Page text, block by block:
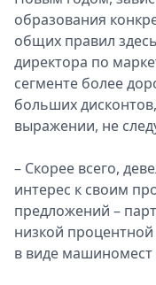
образования
общих правил
директора по
сегменте более
больших
выражении, не
– Скорее всего,
интерес к своим
предложений –
низкой
в виде машиномест